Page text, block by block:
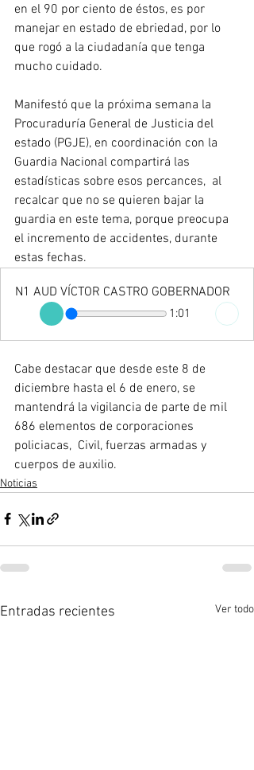
en el 90 por ciento de éstos, es por
manejar en estado de ebriedad, por lo
que rogó a la ciudadanía que tenga
mucho cuidado.
Manifestó que la próxima semana la
Procuraduría General de Justicia del
estado (PGJE), en coordinación con la
Guardia Nacional compartirá las
estadísticas sobre esos percances,  al
recalcar que no se quieren bajar la
guardia en este tema, porque preocupa
el incremento de accidentes, durante
estas fechas.
N1 AUD VÍCTOR CASTRO GOBERNADOR
1:01
Cabe destacar que desde este 8 de
diciembre hasta el 6 de enero, se
mantendrá la vigilancia de parte de mil
686 elementos de corporaciones
policiacas,  Civil, fuerzas armadas y
cuerpos de auxilio.
Noticias
Entradas recientes Ver todo